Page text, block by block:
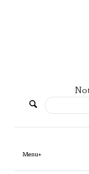
De
Norte
a
Menu+